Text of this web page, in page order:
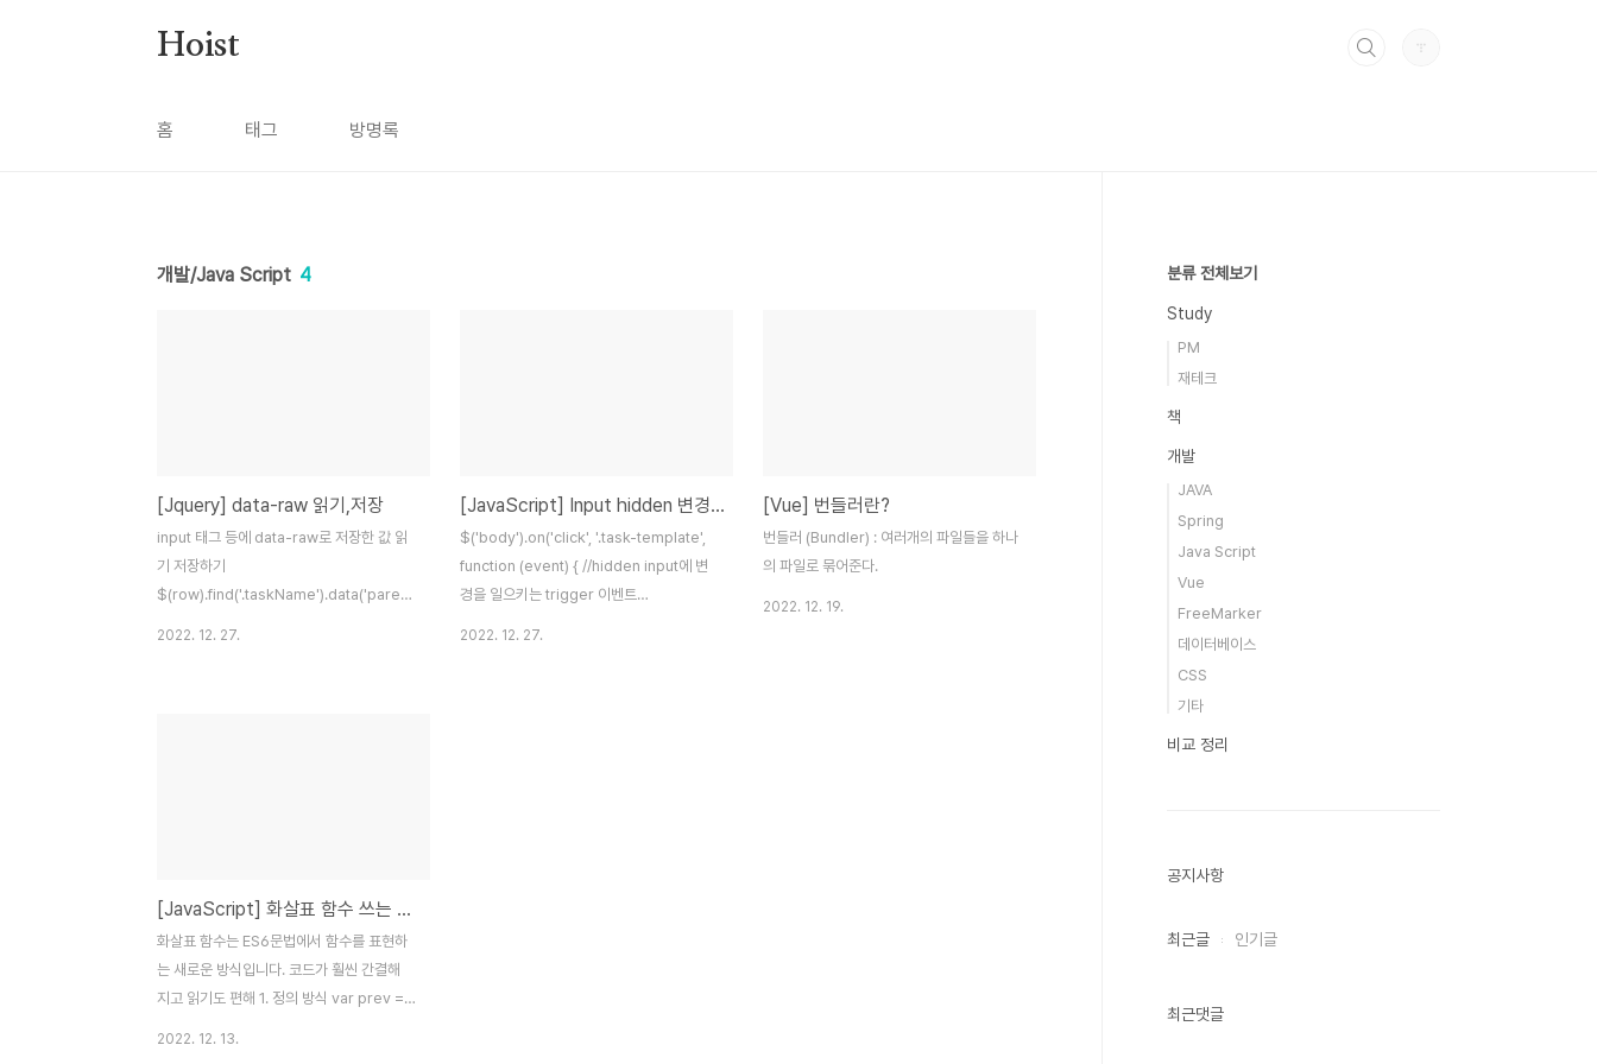
Hoist
홈 태그 방명록
개발/Java Script 4
[Jquery] data-raw 읽기,저장
input 태그 등에 data-raw로 저장한 값 읽
기 저장하기
$(row).find('.taskName').data('parentindex',
2022. 12. 27.
[JavaScript] Input hidden 변경감지
$('body').on('click', '.task-template',
function (event) { //hidden input에 변
경을 일으키는 trigger 이벤트
2022. 12. 27.
[Vue] 번들러란?
번들러 (Bundler) : 여러개의 파일들을 하나
의 파일로 묶어준다.
2022. 12. 19.
[JavaScript] 화살표 함수 쓰는 이유
화살표 함수는 ES6문법에서 함수를 표현하
는 새로운 방식입니다. 코드가 훨씬 간결해
지고 읽기도 편해 1. 정의 방식 var prev =
2022. 12. 13.
분류 전체보기
Study
PM
재테크
책
개발
JAVA
Spring
Java Script
Vue
FreeMarker
데이터베이스
CSS
기타
비교 정리
공지사항
최근글 인기글
최근댓글